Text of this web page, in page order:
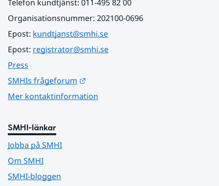
Telefon kundtjänst: 011-495 82 00
Organisationsnummer: 202100-0696
Epost: kundtjanst@smhi.se
Epost: registrator@smhi.se
Press
SMHIs frågeforum
Mer kontaktinformation
SMHI-länkar
Jobba på SMHI
Om SMHI
SMHI-bloggen